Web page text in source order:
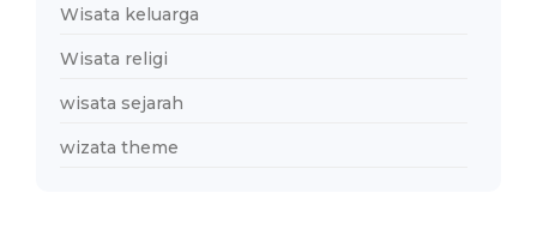
Wisata keluarga
Wisata religi
wisata sejarah
wizata theme